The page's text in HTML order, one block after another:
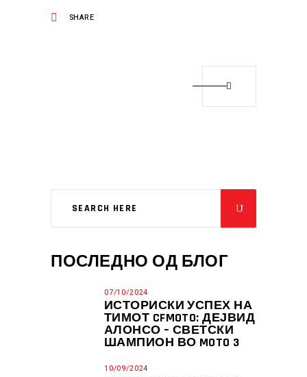
SHARE
ПОСЛЕДНО ОД БЛОГ
07/10/2024
ИСТОРИСКИ УСПЕХ НА
ТИМОТ CFMOTO: ДЕЈВИД
АЛОНСО – СВЕТСКИ
ШАМПИОН ВО MOTO 3
10/09/2024